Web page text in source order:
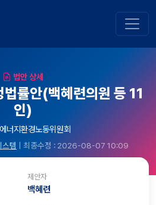
법안 상세
률안(백혜련의원 등 11
인)
너지환경노동위원회
템 | 최종수정 : 2026-08-07 10:09
제안자
백혜련